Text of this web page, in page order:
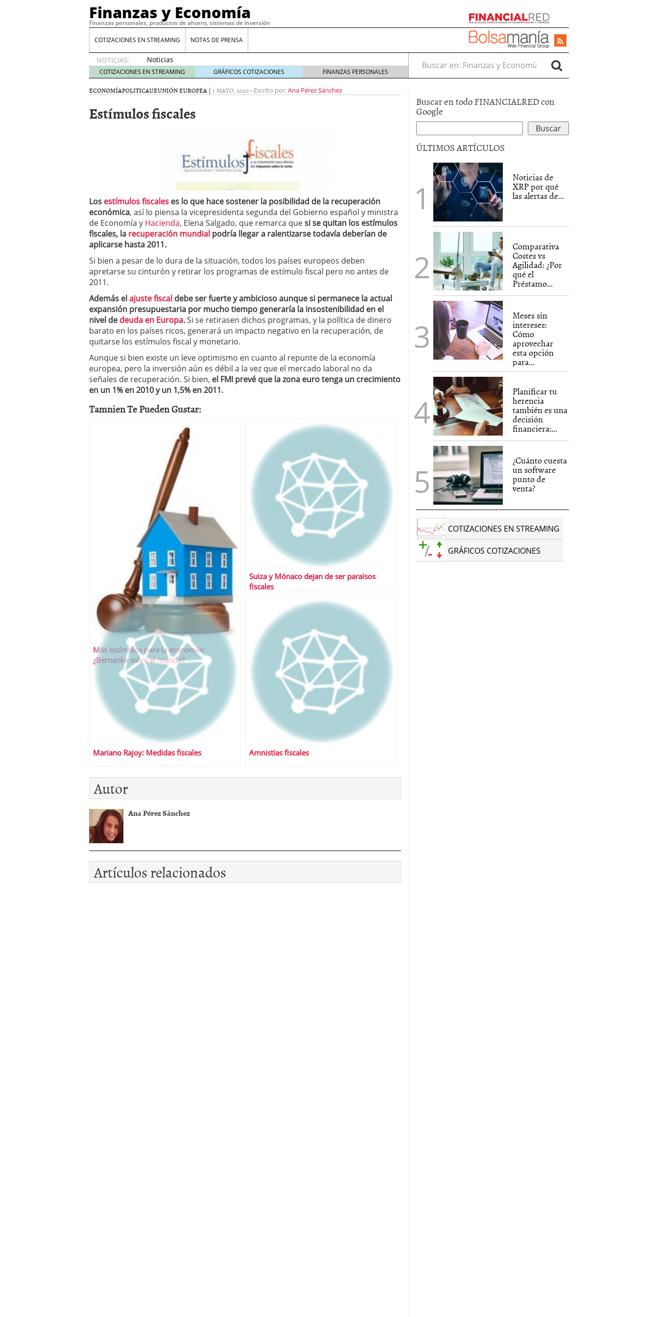
Finanzas y Economía
Finanzas personales, productos de ahorro, sistemas de inversión
COTIZACIONES EN STREAMING NOTAS DE PRENSA
NOTICIAS:
Noticias
de XRP
por qué
las
de
whales
Comparativa Costes vs Agilidad: ¿Por qué el Préstamo Promotor privado
Meses sin intereses: Cómo aprovechar esta opción para gestionar tus
compras 24 de noviembre de 2025
Planificar tu herencia también es una decisión financiera: cómo anticiparte
a los costes 21 de noviembre de 2025
¿Cuánto cuesta un software punto de venta? 3 de octubre de 2025
COTIZACIONES EN STREAMING GRÁFICOS COTIZACIONES FINANZAS PERSONALES
Buscar en:
ECONOMÍAPOLITICAUEUNIÓN EUROPEA | 1 MAYO, 2010- Escrito por:Ana Pérez Sánchez
Estímulos fiscales
Los estímulos fiscales es lo que hace sostener la posibilidad de la recuperación
económica, así lo piensa la vicepresidenta segunda del Gobierno español y ministra
de Economía y Hacienda, Elena Salgado, que remarca quesi se quitan los estímulos
fiscales, la recuperación mundial podría llegar a ralentizarse todavía deberían de
aplicarse hasta 2011.
Si bien a pesar de lo dura de la situación, todos los países europeos deben
apretarse su cinturón y retirar los programas de estímulo fiscal pero no antes de
2011.
Además elajuste fiscal debe ser fuerte y ambicioso aunque si permanece la actual
expansión presupuestaria por mucho tiempo generaría la insostenibilidad en el
nivel de deuda en Europa.Si se retirasen dichos programas, y la política de dinero
barato en los países ricos, generará un impacto negativo en la recuperación, de
quitarse los estímulos fiscal y monetario.
Aunque si bien existe un leve optimismo en cuanto al repunte de la economía
europea, pero la inversión aún es débil a la vez que el mercado laboral no da
señales de recuperación. Si bien, el FMI prevé que la zona euro tenga un crecimiento
en un 1% en 2010 y un 1,5% en 2011.
Tamnien Te Pueden Gustar:
Más estímulos para la economía:
¿Bernanke salva el mundo?
Suiza y Mónaco dejan de ser paraísos
fiscales
Mariano Rajoy: Medidas fiscales Amnistías fiscales
Autor
Ana Pérez Sánchez
Artículos relacionados
Buscar en todo FINANCIALRED con
Google
ÚLTIMOS ARTÍCULOS
Noticias de
XRP por qué
las alertas de...
Comparativa
Costes vs
Agilidad: ¿Por
qué el
Préstamo...
Meses sin
intereses:
Cómo
aprovechar
esta opción
para...
Planificar tu
herencia
también es una
decisión
financiera:...
¿Cuánto cuesta
un software
punto de
venta?
COTIZACIONES EN STREAMING
GRÁFICOS COTIZACIONES